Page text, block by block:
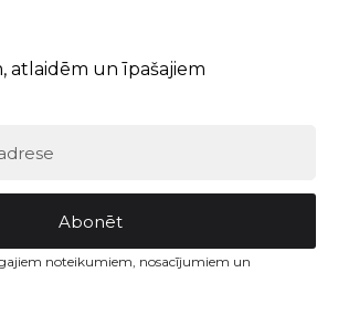
atlaidēm un īpašajiem
Abonēt
noteikumiem, nosacījumiem un